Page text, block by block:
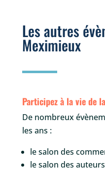
Les autres
Meximieux
Participez à la vie de
De nombreux
les ans :
le salon des
le salon des auteurs